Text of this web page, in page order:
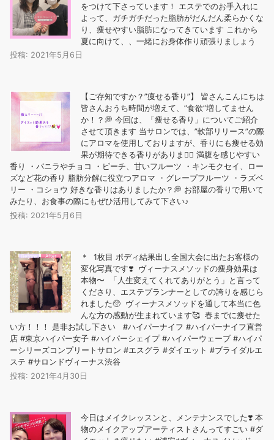
をつけて下さっています！ エステでのお手入れに
よって、ガチガチだった脂肪がだんだん柔らかくな
り、痩せやすい脂肪になってきています これから
夏に向けて、、一緒にお身体作り頑張りましょう
投稿: 2021年5月6日
【ご存知ですか？”痩せる香り”】 皆さんこんにちは
皆さんおうち時間が増えて、”食欲”増してません
か！？💭 今回は、「痩せる香り」についてご紹介
させて頂きます 当サロンでは、”軟部リリース”の際
にアロマを使用しておりますが、香りにも痩せる効
果が期待できる香りがあります🏻 ️満腹を感じやすい
香り ・バニラやチョコ ・ピーチ、甘いフルーツ ・キンモクセイ、ロー
ズなど花の香り ️脂肪分解に役立つアロマ ・グレープフルーツ ・ラズベ
リー ・コショウ 好きな香りはありましたか？💭 お部屋の香りで用いて
みたり、お食事の際にもぜひ活用してみて下さい♪
投稿: 2021年5月6日
＊ 1枚目 ボディ結果出し全国大会に出たお客様の
変化写真です❣️ ヴィーナスメソッドの痩身効果は
本物〜️ 「人生変えてくれてありがとう」と言って
くださり、エステプランナーとしての誇りを感じら
れました🥺 ヴィーナスメソッドを通して本当に色
んな方の感動が生まれています🥰 春までに痩せた
い方！！！ 是非お試し下さい #ハイパーナイフ #ハイパーナイフ直営
店 #東京ハイパー女子 #ハイパーシェイプ #ハイパーウェーブ #ハイパ
ーシリーズコンプリートサロン #エスグラ #ダイエット #ブライダルエ
ステ #サロンドヴィーナス渋谷
投稿: 2021年4月30日
今日はメイクレッスンと、メンテナンスでした❣️ 本
物のメイクアップアーティストさんってすごい #ダ